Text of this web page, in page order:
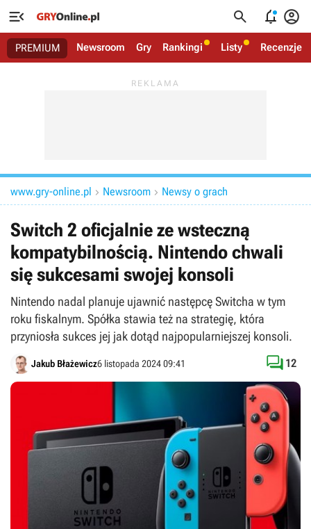
   
PREMIUM Newsroom Gry Rankingi Listy Recenzje
www.gry-online.pl  Newsroom  Newsy o grach
Switch 2 oficjalnie ze wsteczną
kompatybilnością. Nintendo chwali
się sukcesami swojej konsoli
Nintendo nadal planuje ujawnić następcę Switcha w tym
roku fiskalnym. Spółka stawia też na strategię, która
przyniosła sukces jej jak dotąd najpopularniejszej konsoli.
Jakub Błażewicz6 listopada 2024 09:41  12